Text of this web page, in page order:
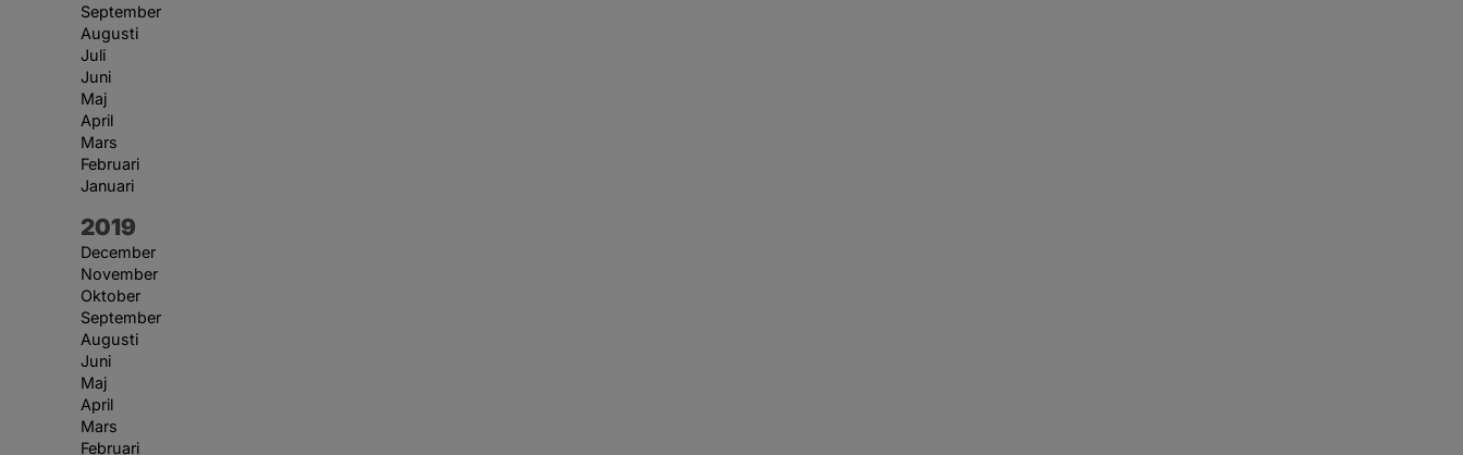
September
Augusti
Juli
Juni
Maj
April
Mars
Februari
Januari
År:
2019
December
November
Oktober
September
Augusti
Juni
Maj
April
Mars
Februari